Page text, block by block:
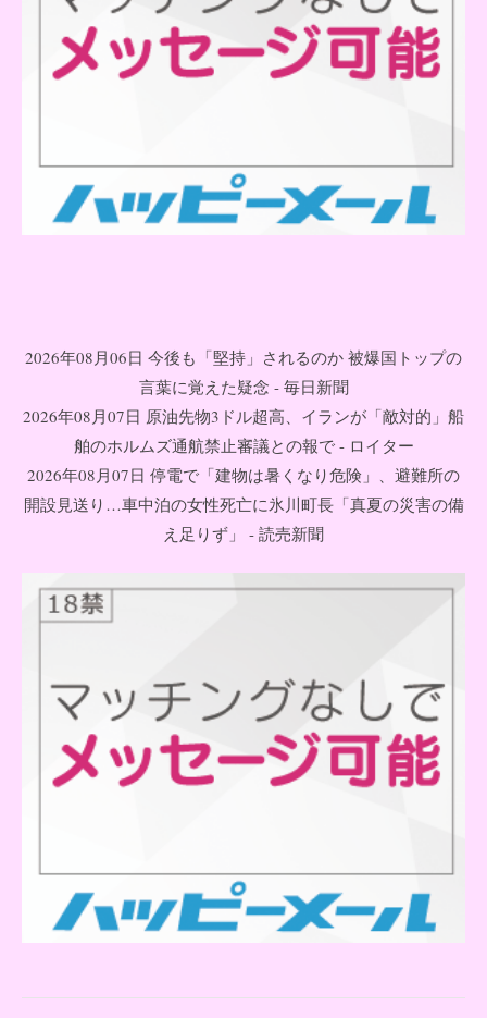
2026年08月06日 今後も「堅持」されるのか 被爆国トップの
言葉に覚えた疑念 - 毎日新聞
2026年08月07日 原油先物3ドル超高、イランが「敵対的」船
舶のホルムズ通航禁止審議との報で - ロイター
2026年08月07日 停電で「建物は暑くなり危険」、避難所の
開設見送り…車中泊の女性死亡に氷川町長「真夏の災害の備
え足りず」 - 読売新聞